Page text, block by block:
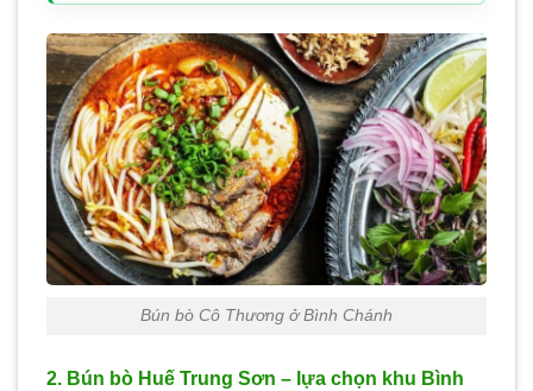
Bún bò Cô Thương ở Bình Chánh
2. Bún bò Huế Trung Sơn – lựa chọn khu Bình